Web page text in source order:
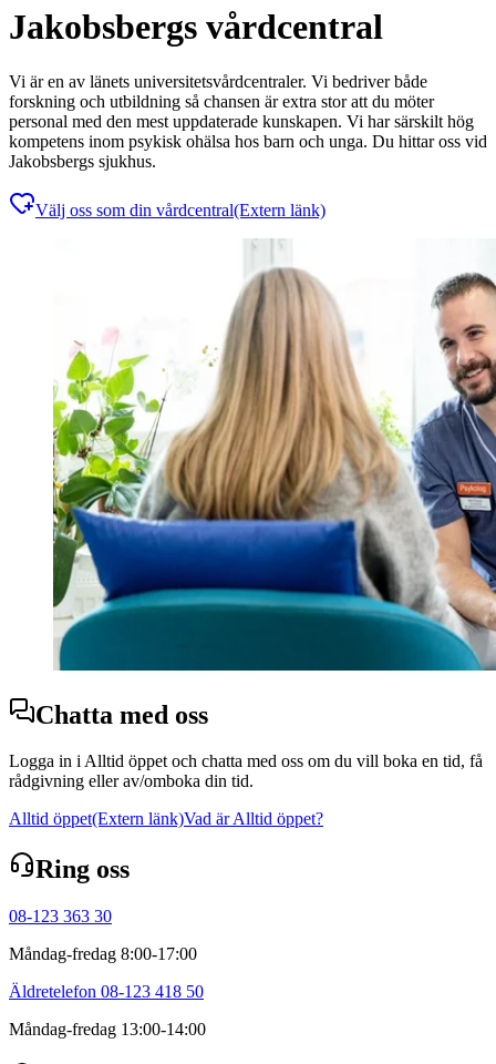
Jakobsbergs vårdcentral
Vi är en av länets universitetsvårdcentraler. Vi bedriver både
forskning och utbildning så chansen är extra stor att du möter
personal med den mest uppdaterade kunskapen. Vi har särskilt hög
kompetens inom psykisk ohälsa hos barn och unga. Du hittar oss vid
Jakobsbergs sjukhus.
Välj oss som din vårdcentral(Extern länk)
Chatta med oss
Logga in i Alltid öppet och chatta med oss om du vill boka en tid, få
rådgivning eller av/omboka din tid.
Alltid öppet(Extern länk)Vad är Alltid öppet?
Ring oss
08-123 363 30
Måndag-fredag 8:00-17:00
Äldretelefon 08-123 418 50
Måndag-fredag 13:00-14:00